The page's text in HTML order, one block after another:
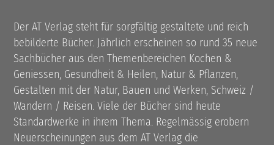
Der AT Verlag steht für sorgfältig gestaltete und reich
bebilderte Bücher. Jährlich erscheinen so rund 35 neue
Sachbücher aus den Themenbereichen Kochen &
Geniessen, Gesundheit & Heilen, Natur & Pflanzen,
Gestalten mit der Natur, Bauen und Werken, Schweiz /
Wandern / Reisen. Viele der Bücher sind heute
Standardwerke in ihrem Thema. Regelmässig erobern
Neuerscheinungen aus dem AT Verlag die